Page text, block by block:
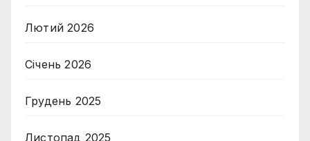
Лютий 2026
Січень 2026
Грудень 2025
Листопад 2025